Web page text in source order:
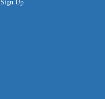
Sign Up